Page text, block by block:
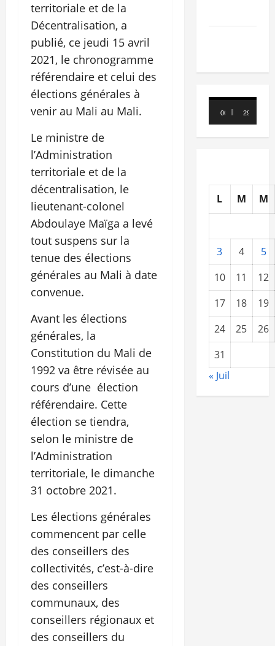
territoriale et de la
Décentralisation, a
publié, ce jeudi 15 avril
2021, le chronogramme
référendaire et celui des
élections générales à
venir au Mali au Mali.
Le ministre de
l’Administration
territoriale et de la
décentralisation, le
lieutenant-colonel
Abdoulaye Maïga a levé
tout suspens sur la
tenue des élections
générales au Mali à date
convenue.
Avant les élections
générales, la
Constitution du Mali de
1992 va être révisée au
cours d’une élection
référendaire. Cette
élection se tiendra,
selon le ministre de
l’Administration
territoriale, le dimanche
31 octobre 2021.
Les élections générales
commencent par celle
des conseillers des
collectivités, c’est-à-dire
des conseillers
communaux, des
conseillers régionaux et
des conseillers du
Lecteur
vidéo
00:00 29:21
L M M
3 4
5
10
11
12
17
18
19
24
25
26
31
« Juil